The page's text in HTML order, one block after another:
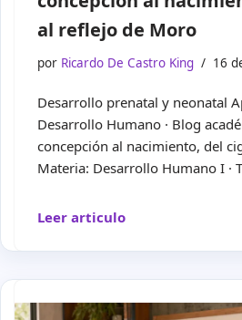
al reflejo de Moro
por Ricardo De Castro King 16
Desarrollo prenatal y neonatal
Desarrollo Humano · Blog
concepción al nacimiento, del
Materia: Desarrollo Humano I ·
Leer articulo